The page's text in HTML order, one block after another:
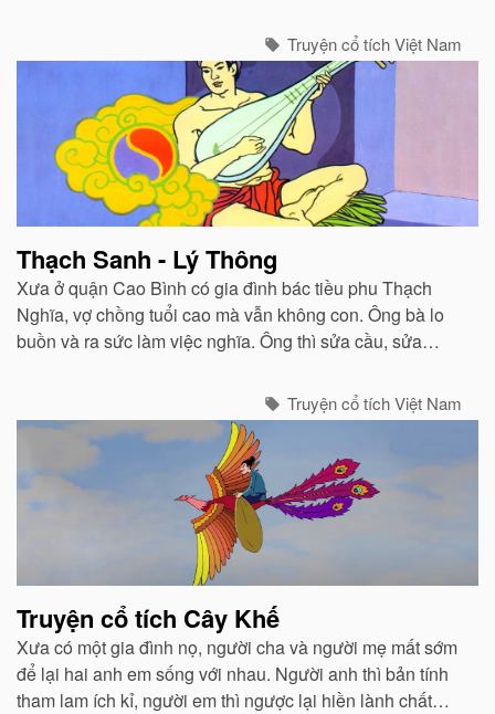
Truyện cổ tích Việt Nam
Thạch Sanh - Lý Thông
Xưa ở quận Cao Bình có gia đình bác tiều phu Thạch
Nghĩa, vợ chồng tuổi cao mà vẫn không con. Ông bà lo
buồn và ra sức làm việc nghĩa. Ông thì sửa cầu, sửa
Truyện cổ tích Việt Nam
Truyện cổ tích Cây Khế
Xưa có một gia đình nọ, người cha và người mẹ mất sớm
để lại hai anh em sống với nhau. Người anh thì bản tính
tham lam ích kỉ, người em thì ngược lại hiền lành chất